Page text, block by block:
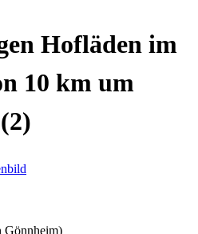
Hofläden im
10 km um
(2)
Gönnheim)